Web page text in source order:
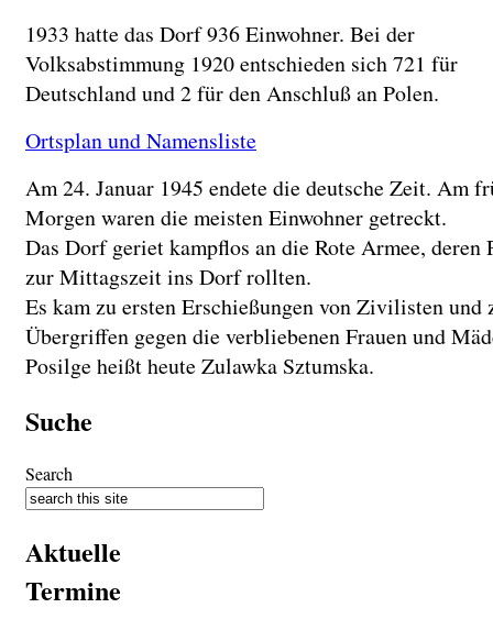
1933 hatte das Dorf 936 Einwohner. Bei der
Volksabstimmung 1920 entschieden sich 721 für
Deutschland und 2 für den Anschluß an Polen.
Ortsplan und Namensliste
Am 24. Januar 1945 endete die deutsche Zeit. Am
Morgen waren die meisten Einwohner getreckt.
Das Dorf geriet kampflos an die Rote Armee, deren
zur Mittagszeit ins Dorf rollten.
Es kam zu ersten Erschießungen von Zivilisten und
Übergriffen gegen die verbliebenen Frauen und
Posilge heißt heute Zulawka Sztumska.
Suche
Search
Aktuelle
Termine